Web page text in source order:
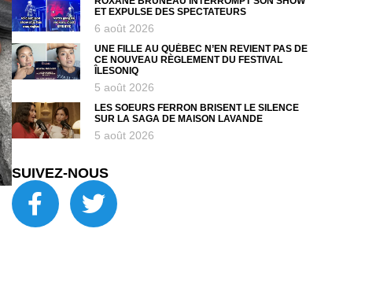
ET EXPULSE DES SPECTATEURS
6 août 2026
UNE FILLE AU QUÉBEC N’EN REVIENT PAS DE
CE NOUVEAU RÈGLEMENT DU FESTIVAL
ÎLESONIQ
5 août 2026
LES SOEURS FERRON BRISENT LE SILENCE
SUR LA SAGA DE MAISON LAVANDE
5 août 2026
SUIVEZ-NOUS